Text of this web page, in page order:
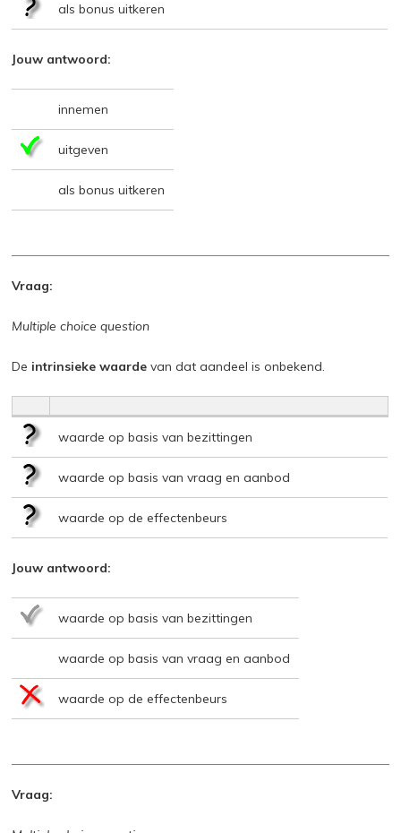
als bonus uitkeren
Jouw antwoord:
innemen
uitgeven
als bonus uitkeren
Vraag:
Multiple choice question
De intrinsieke waarde van dat aandeel is onbekend.
waarde op basis van bezittingen
waarde op basis van vraag en aanbod
waarde op de effectenbeurs
Jouw antwoord:
waarde op basis van bezittingen
waarde op basis van vraag en aanbod
waarde op de effectenbeurs
Vraag: